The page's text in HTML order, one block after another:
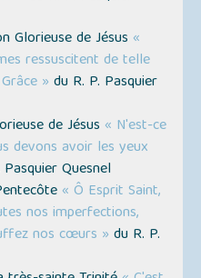
Glorieuse de Jésus «
ressuscitent de telle
» du R. P. Pasquier
de Jésus « N'est-ce
devons avoir les yeux
Quesnel
« Ô Esprit Saint,
nos imperfections,
nos cœurs » du R. P.